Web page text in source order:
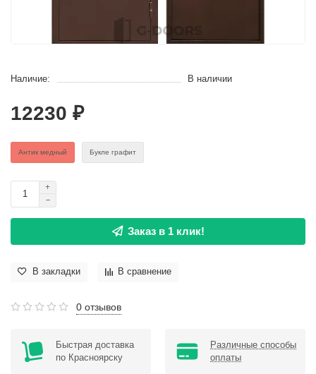
Наличие: В наличии
12230 ₽
Антик медный Букле графит
Заказ в 1 клик!
В закладки В сравнение
0 отзывов
Быстрая доставка
по Красноярску
Различные способы
оплаты